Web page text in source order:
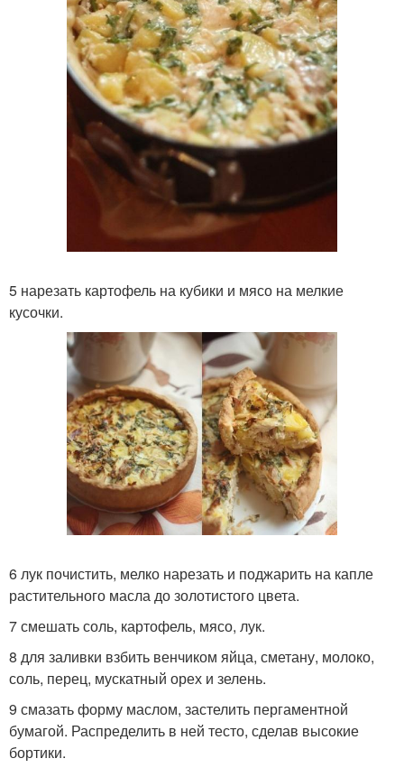
5 нарезать картофель на кубики и мясо на мелкие
кусочки.
6 лук почистить, мелко нарезать и поджарить на капле
растительного масла до золотистого цвета.
7 смешать соль, картофель, мясо, лук.
8 для заливки взбить венчиком яйца, сметану, молоко,
соль, перец, мускатный орех и зелень.
9 смазать форму маслом, застелить пергаментной
бумагой. Распределить в ней тесто, сделав высокие
бортики.